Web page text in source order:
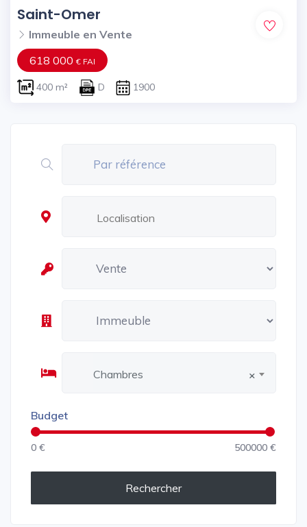
×
Chambres
Budget
0 € 500000 €
Rechercher
Saint-Omer
Immeuble en Vente
618 000€ FAI
400 m² D 1900